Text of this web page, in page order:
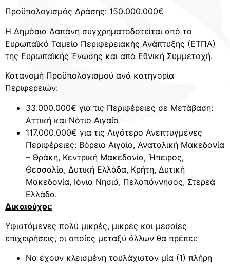
Προϋπολογισμός Δράσης: 150.000.000€
Η Δημόσια Δαπάνη συγχρηματοδοτείται από το
Ευρωπαϊκό Ταμείο Περιφερειακής Ανάπτυξης (ΕΤΠΑ)
της Ευρωπαϊκής Ένωσης και από Εθνική Συμμετοχή.
Κατανομή Προϋπολογισμού ανά κατηγορία
Περιφερειών:
33.000.000€ για τις Περιφέρειες σε Μετάβαση:
Αττική και Νότιο Αιγαίο
117.000.000€ για τις Λιγότερο Ανεπτυγμένες
Περιφέρειες: Βόρειο Αιγαίο, Ανατολική Μακεδονία
– Θράκη, Κεντρική Μακεδονία, Ήπειρος,
Θεσσαλία, Δυτική Ελλάδα, Κρήτη, Δυτική
Μακεδονία, Ιόνια Νησιά, Πελοπόννησος, Στερεά
Ελλάδα.
Δικαιούχοι:
Υφιστάμενες πολύ μικρές, μικρές και μεσαίες
επιχειρήσεις, οι οποίες μεταξύ άλλων θα πρέπει:
Να έχουν κλεισμένη τουλάχιστον μία (1) πλήρη